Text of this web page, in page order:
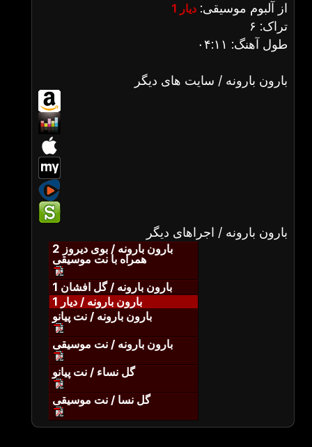
از آلبوم موسیقی: دیار 1
تراک: ۶
طول آهنگ: ۰۴:۱۱
بارون بارونه / سایت های دیگر
بارون بارونه / اجراهای دیگر
بارون بارونه / بوی دیروز 2
همراه با نت موسیقی
بارون بارونه / گل افشان 1
بارون بارونه / دیار 1
بارون بارونه / نت پیانو
بارون بارونه / نت موسیقی
گل نساء / نت پیانو
گل نسا / نت موسیقی